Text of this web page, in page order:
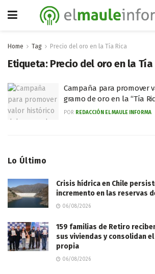
Home Tag Precio del oro en la Tía Rica
Etiqueta: Precio del oro en la Tía
Campaña para promover
gramo de oro en la “Tía
POR REDACCIÓN EL MAULE INFORMA
Lo Último
Crisis hídrica en Chile
incremento en las reservas
06/08/2026
159 familias de Retiro
sus viviendas y consolidan
propia
06/08/2026